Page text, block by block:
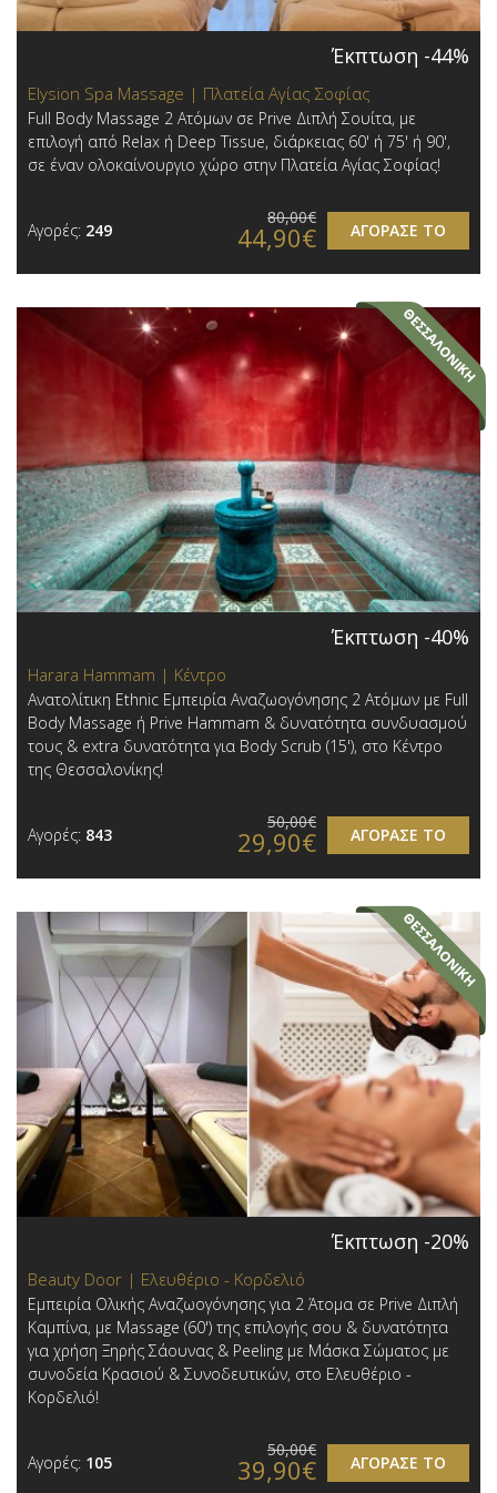
Έκπτωση -44%
Elysion Spa Massage | Πλατεία Αγίας Σοφίας
Full Body Massage 2 Ατόμων σε Prive Διπλή Σουίτα, με
επιλογή από Relax ή Deep Tissue, διάρκειας 60' ή 75' ή 90',
σε έναν ολοκαίνουργιο χώρο στην Πλατεία Αγίας Σοφίας!
Αγορές: 249 ΑΓΟΡΑΣΕ ΤΟ
80,00€
44,90€
Έκπτωση -40%
Harara Hammam | Κέντρο
Ανατολίτικη Ethnic Εμπειρία Αναζωογόνησης 2 Ατόμων με Full
Body Massage ή Prive Hammam & δυνατότητα συνδυασμού
τους & extra δυνατότητα για Body Scrub (15'), στο Κέντρο
της Θεσσαλονίκης!
Αγορές: 843 ΑΓΟΡΑΣΕ ΤΟ
50,00€
29,90€
Έκπτωση -20%
Beauty Door | Ελευθέριο - Κορδελιό
Εμπειρία Ολικής Αναζωογόνησης για 2 Άτομα σε Prive Διπλή
Καμπίνα, με Massage (60') της επιλογής σου & δυνατότητα
για χρήση Ξηρής Σάουνας & Peeling με Μάσκα Σώματος με
συνοδεία Κρασιού & Συνοδευτικών, στο Ελευθέριο -
Κορδελιό!
Αγορές: 105 ΑΓΟΡΑΣΕ ΤΟ
50,00€
39,90€